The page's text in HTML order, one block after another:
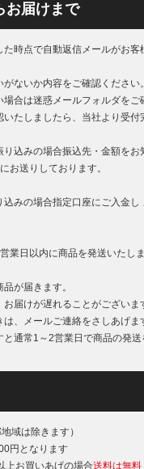
お届けまで
た時点で自動返信メールがお
ないか内容をご確認ください。
場合は迷惑メールフォルダをご
たしましたら、当社より受付
り込みの場合振込先・金額をお
お送りしております。
みの場合指定口座にご入金し
業日以内に商品を発送いたし
が届きます。
届けが遅れることがございま
、メールご連絡をさしあげま
通常1～2営業日で商品の発送
域は除きます）
円となります
上お買いあげの場合送料は無料